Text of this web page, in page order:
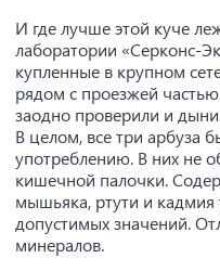
И где лучше этой куче
лаборатории «Серконс-
купленные в крупном
рядом с проезжей
заодно проверили и
В целом, все три арбуза
употреблению. В них не
кишечной палочки.
мышьяка, ртути и кадмия
допустимых значений.
минералов.